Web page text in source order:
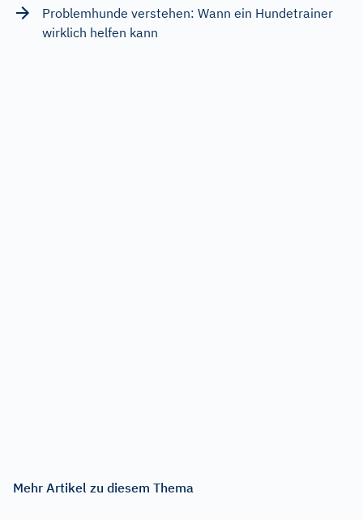
Problemhunde verstehen: Wann ein Hundetrainer
wirklich helfen kann
Mehr Artikel zu diesem Thema